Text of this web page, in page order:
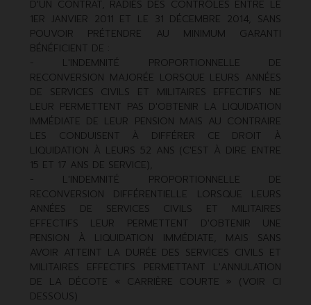
D'UN CONTRAT, RADIÉS DES CONTRÔLES ENTRE LE
1ER JANVIER 2011 ET LE 31 DÉCEMBRE 2014, SANS
POUVOIR PRÉTENDRE AU MINIMUM GARANTI
BÉNÉFICIENT DE :
- L'INDEMNITÉ PROPORTIONNELLE DE
RECONVERSION MAJORÉE LORSQUE LEURS ANNÉES
DE SERVICES CIVILS ET MILITAIRES EFFECTIFS NE
LEUR PERMETTENT PAS D'OBTENIR LA LIQUIDATION
IMMÉDIATE DE LEUR PENSION MAIS AU CONTRAIRE
LES CONDUISENT À DIFFÉRER CE DROIT À
LIQUIDATION À LEURS 52 ANS (C'EST À DIRE ENTRE
15 ET 17 ANS DE SERVICE),
- L'INDEMNITÉ PROPORTIONNELLE DE
RECONVERSION DIFFÉRENTIELLE LORSQUE LEURS
ANNÉES DE SERVICES CIVILS ET MILITAIRES
EFFECTIFS LEUR PERMETTENT D'OBTENIR UNE
PENSION À LIQUIDATION IMMÉDIATE, MAIS SANS
AVOIR ATTEINT LA DURÉE DES SERVICES CIVILS ET
MILITAIRES EFFECTIFS PERMETTANT L'ANNULATION
DE LA DÉCOTE « CARRIÈRE COURTE » (VOIR CI
DESSOUS)